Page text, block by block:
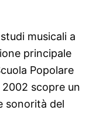
musicali a
principale
Popolare
scopre un
sonorità del